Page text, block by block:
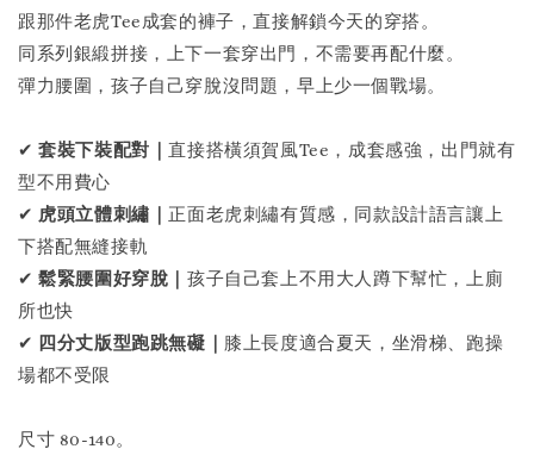
跟那件老虎Tee成套的褲子，直接解鎖今天的穿搭。
同系列銀緞拼接，上下一套穿出門，不需要再配什麼。
彈力腰圍，孩子自己穿脫沒問題，早上少一個戰場。
✔套裝下裝配對｜直接搭橫須賀風Tee，成套感強，出門就有
型不用費心
✔ 虎頭立體刺繡｜ 正面老虎刺繡有質感，同款設計語言讓上
下搭配無縫接軌
✔鬆緊腰圍好穿脫｜孩子自己套上不用大人蹲下幫忙，上廁
所也快
✔ 四分丈版型跑跳無礙｜ 膝上長度適合夏天，坐滑梯、跑操
場都不受限
尺寸 80-140。